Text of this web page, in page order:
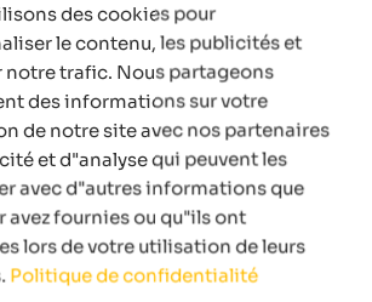
septembre 2026,la vallée de Prags
particulièrequ’entre9 h 00 et 16 h 00,
réservation en ligne valide ou d’un permis
réservations correspondantes
ligne
.
2026,lesrestrictions de circulation
la vallée de Prags seront à nouveau
possible sans réservation et à tout moment
route à péage de Prato Piazza
des cookies pour
le contenu, les publicités et
notre trafic. Nous partageons
des informations sur votre
de notre site avec nos partenaires
et d"analyse qui peuvent les
avec d"autres informations que
avez fournies ou qu"ils ont
lors de votre utilisation de leurs
Politique de confidentialité